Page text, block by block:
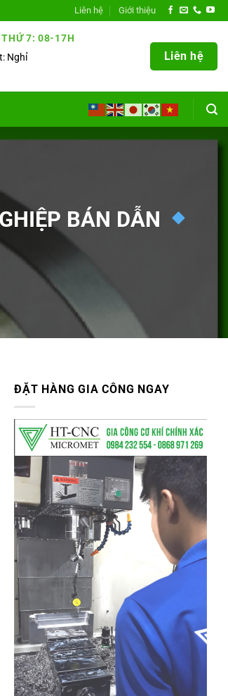
Liên hệ Giới thiệu
7: 08-17H
Nghỉ Liên hệ
BÁN DẪN
ĐẶT HÀNG GIA CÔNG NGAY